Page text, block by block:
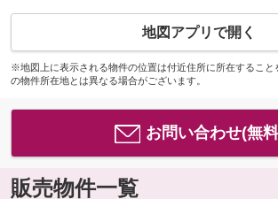
地図アプリで開く
※地図上に表示される物件の位置は付近住所に所在すること
の物件所在地とは異なる場合がございます。
お問い合わせ(無
販売物件一覧